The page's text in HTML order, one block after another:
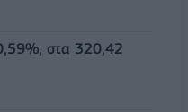
στα 320,42